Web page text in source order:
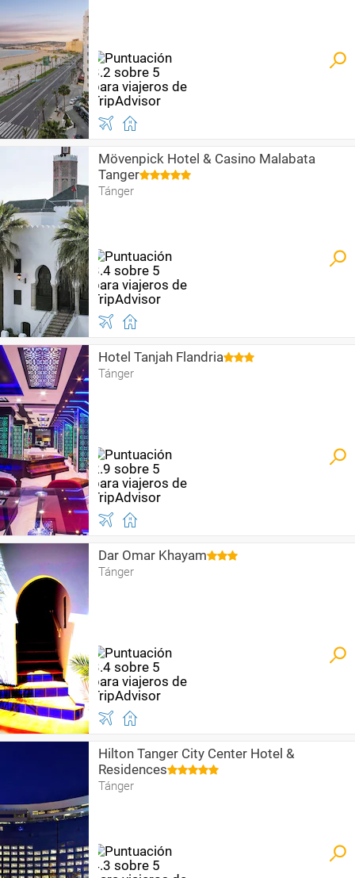
Mövenpick Hotel & Casino Malabata
Tanger
Tánger
Hotel Tanjah Flandria
Tánger
Dar Omar Khayam
Tánger
Hilton Tanger City Center Hotel &
Residences
Tánger